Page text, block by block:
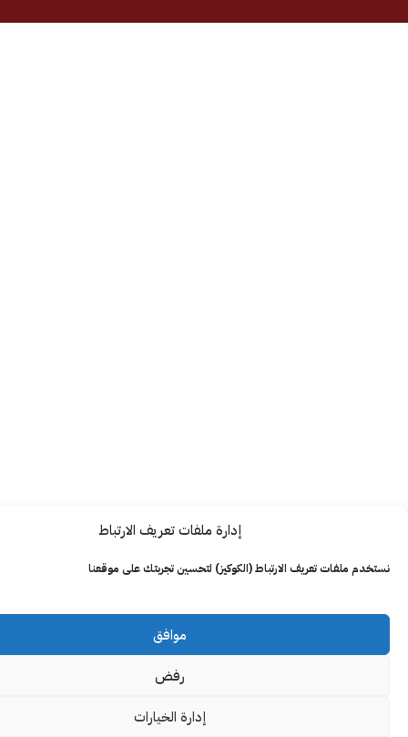
إدارة ملفات تعريف الارتباط
تعريف الارتباط (الكوكيز) لتحسين تجربتك على موقعنا
إدارة الخيارات